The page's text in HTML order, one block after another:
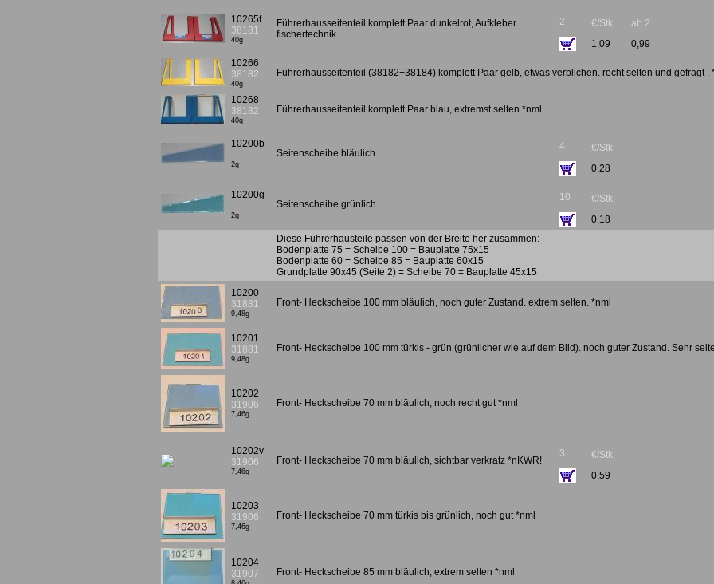
10265f
38181
40g
Führerhausseitenteil komplett Paar dunkelrot, Aufkleber
fischertechnik
2
€/Stk.
1,09
ab 2
0,99
10266
38182
40g
Führerhausseitenteil (38182+38184) komplett Paar gelb, etwas verblichen. recht selten und gefragt .
10268
38182
40g
Führerhausseitenteil komplett Paar blau, extremst selten *nml
10200b
2g
Seitenscheibe bläulich
4
€/Stk.
0,28
10200g
2g
Seitenscheibe grünlich
10
€/Stk.
0,18
Diese Führerhausteile passen von der Breite her zusammen:
Bodenplatte 75 = Scheibe 100 = Bauplatte 75x15
Bodenplatte 60 = Scheibe 85 = Bauplatte 60x15
Grundplatte 90x45 (Seite 2) = Scheibe 70 = Bauplatte 45x15
10200
31881
9,48g
Front- Heckscheibe 100 mm bläulich, noch guter Zustand. extrem selten. *nml
10201
31881
9,48g
Front- Heckscheibe 100 mm türkis - grün (grünlicher wie auf dem Bild). noch guter Zustand. Sehr
10202
31906
7,46g
Front- Heckscheibe 70 mm bläulich, noch recht gut *nml
10202v
31906
7,46g
Front- Heckscheibe 70 mm bläulich, sichtbar verkratz *nKWR!
3
€/Stk.
0,59
10203
31906
7,46g
Front- Heckscheibe 70 mm türkis bis grünlich, noch gut *nml
10204
31907
Front- Heckscheibe 85 mm bläulich, extrem selten *nml